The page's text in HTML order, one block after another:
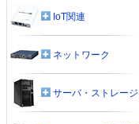
IoT関連
ネットワーク
サーバ・ストレージ